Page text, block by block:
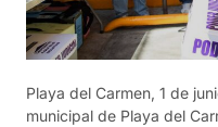
Playa del Carmen, 1 de
municipal de Playa del